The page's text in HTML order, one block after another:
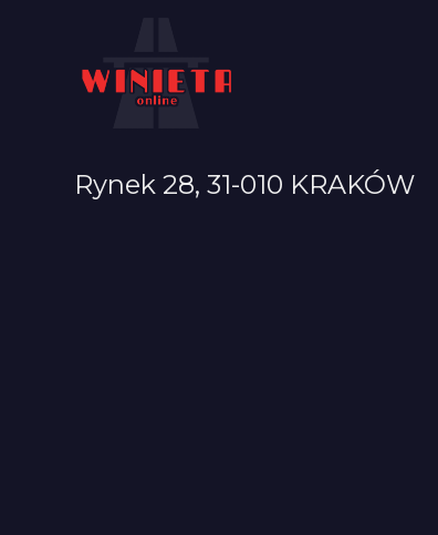
Rynek 28, 31-010 KRAKÓW